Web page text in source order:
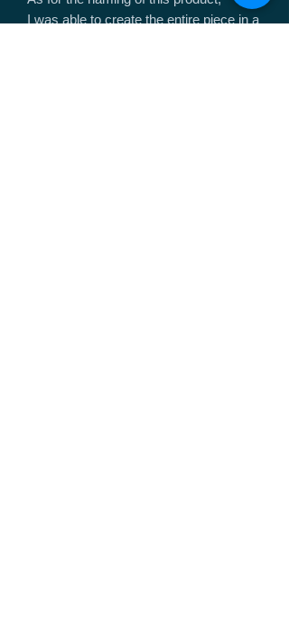
I was able to create the entire piece in a